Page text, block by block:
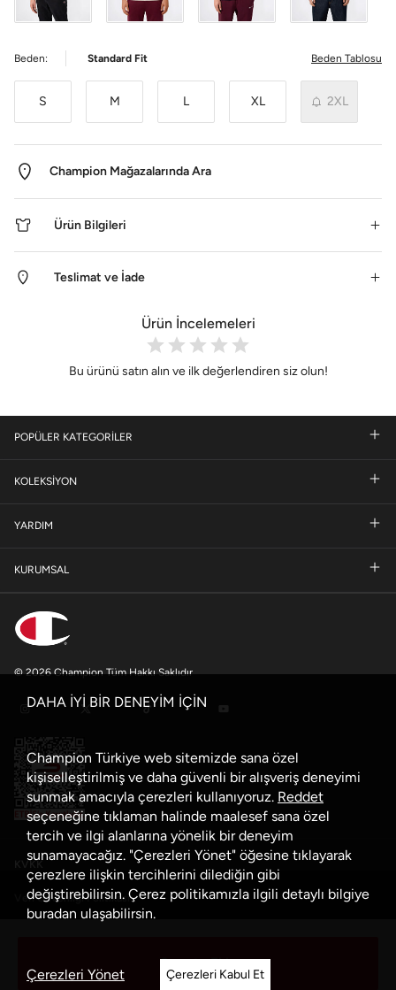
Beden: Standard Fit Beden Tablosu
S M L XL 2XL
Sepete Ekle
Champion Mağazalarında Ara
Ürün Bilgileri
Teslimat ve İade
Ürün İncelemeleri
Bu ürünü satın alın ve ilk değerlendiren siz olun!
POPÜLER KATEGORİLER
KOLEKSİYON
YARDIM
KURUMSAL
© 2026 Champion Tüm Hakkı Saklıdır
KVKK
Veri Güvenliği Politikası
DAHA İYİ BİR DENEYİM İÇİN
Champion Türkiye web sitemizde sana özel
kişiselleştirilmiş ve daha güvenli bir alışveriş deneyimi
sunmak amacıyla çerezleri kullanıyoruz. Reddet
seçeneğine tıklaman halinde maalesef sana özel
tercih ve ilgi alanlarına yönelik bir deneyim
sunamayacağız. "Çerezleri Yönet" öğesine tıklayarak
çerezlere ilişkin tercihlerini dilediğin gibi
değiştirebilirsin. Çerez politikamızla ilgili detaylı bilgiye
buradan ulaşabilirsin.
Çerezleri Yönet Çerezleri Kabul Et